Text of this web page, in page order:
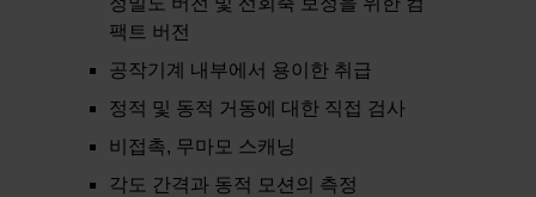
팩트 버전
공작기계 내부에서 용이한 취급
정적 및 동적 거동에 대한 직접 검사
비접촉, 무마모 스캐닝
각도 간격과 동적 모션의 측정